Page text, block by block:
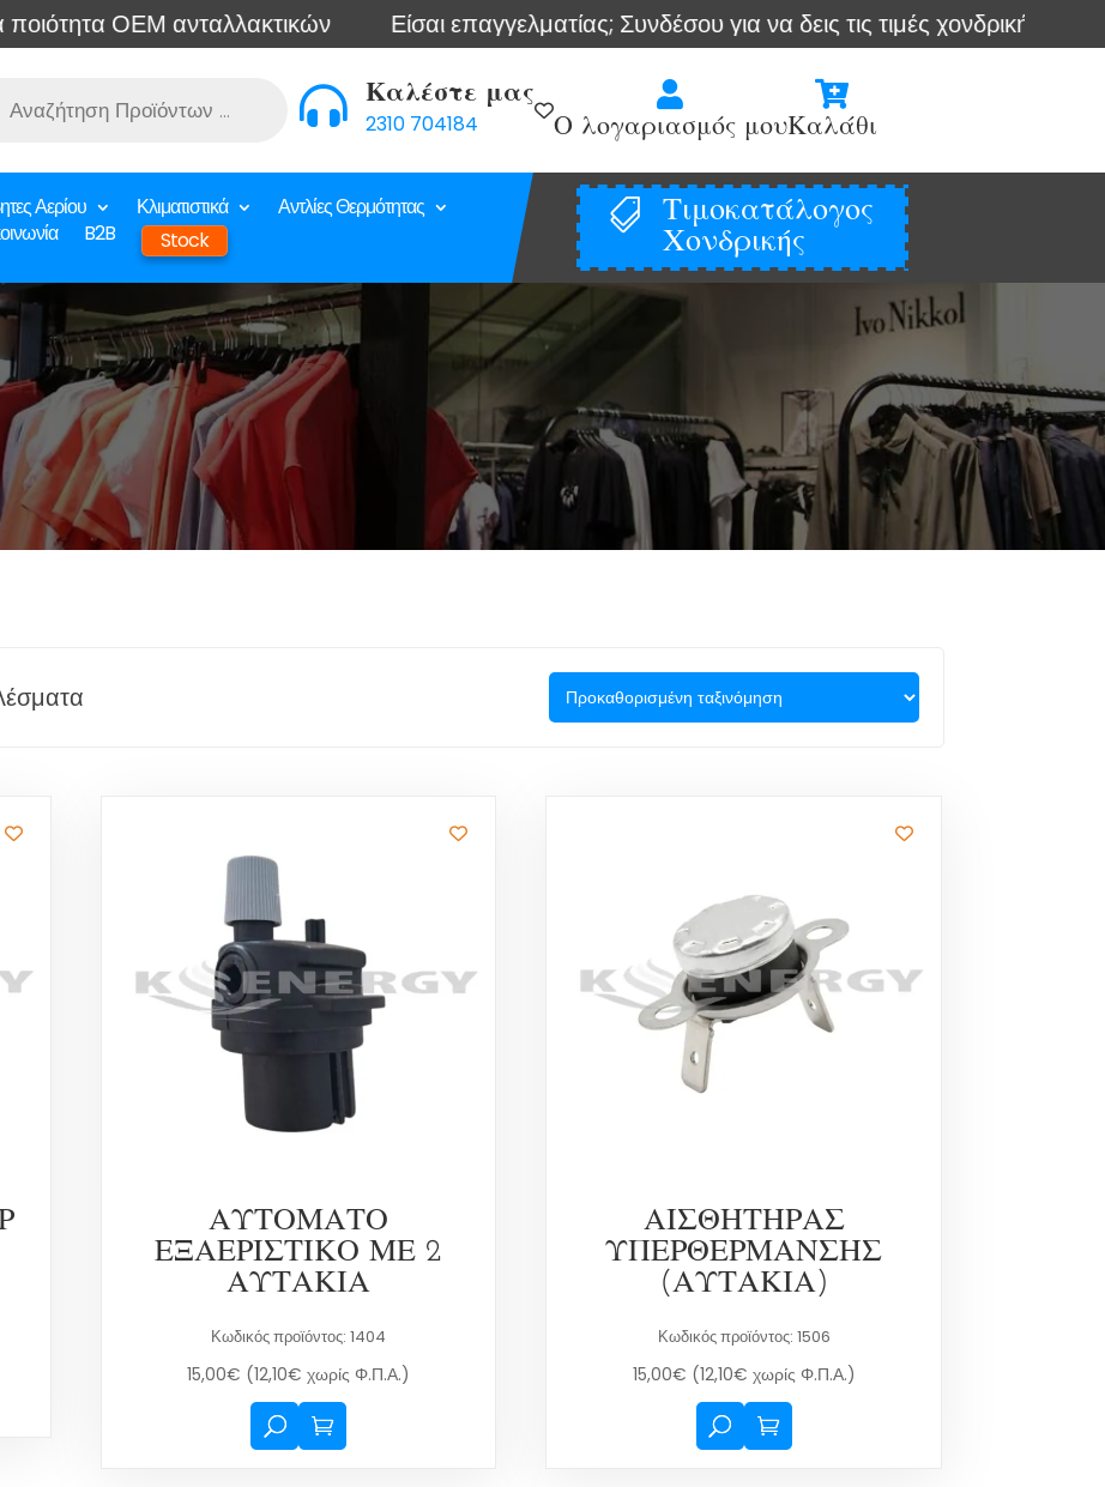
ΟΕΜ ανταλλακτικών Είσαι επαγγελματίας; Συνδέσου για να δεις τις τιμές χονδρικής Άμεση

Καλέστε μας
2310 704184

Ο λογαριασμός μου

Καλάθι
Αερίου Κλιματιστικά
Αντλίες Θερμότητας
B2B Stock

Τιμοκατάλογος
Χονδρικής
ΑΥΤΟΜΑΤΟ
ΕΞΑΕΡΙΣΤΙΚΟ ΜΕ 2
ΑΥΤΑΚΙΑ
Κωδικός προϊόντος: 1404
15,00€ (12,10€ χωρίς Φ.Π.Α.)
ΑΙΣΘΗΤΗΡΑΣ
ΥΠΕΡΘΕΡΜΑΝΣΗΣ
(ΑΥΤΑΚΙΑ)
Κωδικός προϊόντος: 1506
15,00€ (12,10€ χωρίς Φ.Π.Α.)